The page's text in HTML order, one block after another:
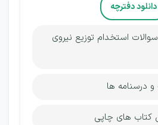
دانلود دفترچه
سوالات استخدام توزیع نیروی
و درسنامه ها
کتاب های چاپی